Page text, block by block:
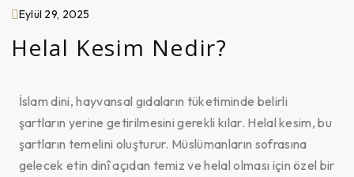
Eylül 29, 2025
Helal Kesim Nedir?
İslam dini, hayvansal gıdaların tüketiminde belirli
şartların yerine getirilmesini gerekli kılar. Helal kesim, bu
şartların temelini oluşturur. Müslümanların sofrasına
gelecek etin dinî açıdan temiz ve helal olması için özel bir